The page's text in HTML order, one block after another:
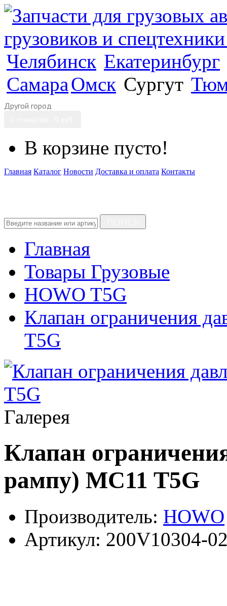
Челябинск Екатеринбург
СамараОмск Сургут
Другой город
В корзине пусто!
Главная Каталог Новости Доставка и оплата Контакты
Главная
Товары Грузовые
HOWO T5G
Клапан ограничения
T5G
Галерея
Клапан
рампу) MC11 T5G
Производитель: HOWO
Артикул: 200V10304-